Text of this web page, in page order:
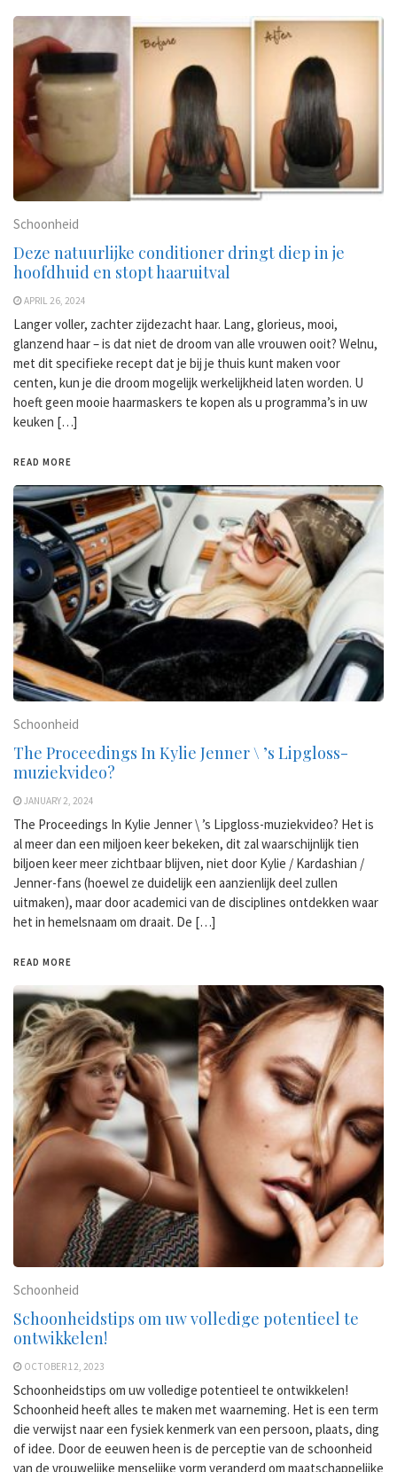
Schoonheid
Deze natuurlijke conditioner dringt diep in je
hoofdhuid en stopt haaruitval
APRIL 26, 2024
Langer voller, zachter zijdezacht haar. Lang, glorieus, mooi,
glanzend haar – is dat niet de droom van alle vrouwen ooit? Welnu,
met dit specifieke recept dat je bij je thuis kunt maken voor
centen, kun je die droom mogelijk werkelijkheid laten worden. U
hoeft geen mooie haarmaskers te kopen als u programma’s in uw
keuken […]
READ MORE
Schoonheid
The Proceedings In Kylie Jenner \ ’s Lipgloss-
muziekvideo?
JANUARY 2, 2024
The Proceedings In Kylie Jenner \ ’s Lipgloss-muziekvideo? Het is
al meer dan een miljoen keer bekeken, dit zal waarschijnlijk tien
biljoen keer meer zichtbaar blijven, niet door Kylie / Kardashian /
Jenner-fans (hoewel ze duidelijk een aanzienlijk deel zullen
uitmaken), maar door academici van de disciplines ontdekken waar
het in hemelsnaam om draait. De […]
READ MORE
Schoonheid
Schoonheidstips om uw volledige potentieel te
ontwikkelen!
OCTOBER 12, 2023
Schoonheidstips om uw volledige potentieel te ontwikkelen!
Schoonheid heeft alles te maken met waarneming. Het is een term
die verwijst naar een fysiek kenmerk van een persoon, plaats, ding
of idee. Door de eeuwen heen is de perceptie van de schoonheid
van de vrouwelijke menselijke vorm veranderd om maatschappelijke